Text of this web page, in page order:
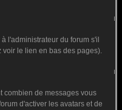
l'administrateur du forum s'il
le lien en bas des pages).
combien de messages vous
d'activer les avatars et de